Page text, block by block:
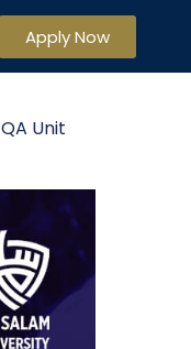
Apply Now
QA Unit